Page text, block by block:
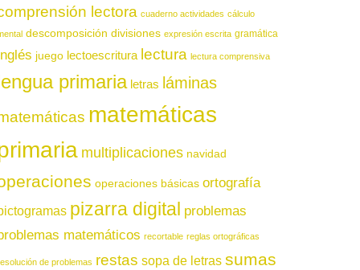
lectora cuaderno actividades cálculo
descomposición divisiones expresión escrita gramática
juego lectoescritura lectura lectura comprensiva
primaria letras láminas
matemáticas
multiplicaciones navidad
operaciones básicas ortografía
pizarra digital problemas
matemáticos recortable reglas ortográficas
de problemas restas sopa de letras sumas